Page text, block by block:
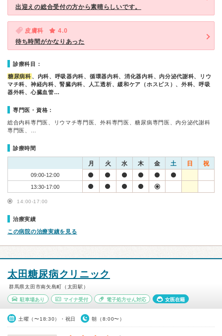
出迎えの総合受付の方から素晴らしいです。
皮膚科
4.0
待ち時間がかなりあった
診療科目：
糖尿病科 、内科、呼吸器内科、循環器内科、消化器内科、内分泌代謝科、リウ
マチ科、神経内科、腎臓内科、人工透析、緩和ケア（ホスピス）、外科、呼吸
器外科、心臓血管…
専門医・資格：
総合内科専門医、リウマチ専門医、外科専門医、糖尿病専門医、内分泌代謝科
専門医、…
診療時間
月 火 水 木 金 土 日 祝
09:00-12:00
13:30-17:00
14:00-17:00
治療実績
この病院の治療実績を見る
太田糖尿病クリニック
群馬県太田市南矢島町（太田駅）
駐車場あり マイナ受付 電子処方せん対応 女医在籍
土曜（〜18:30）・祝日 朝（8:00〜）